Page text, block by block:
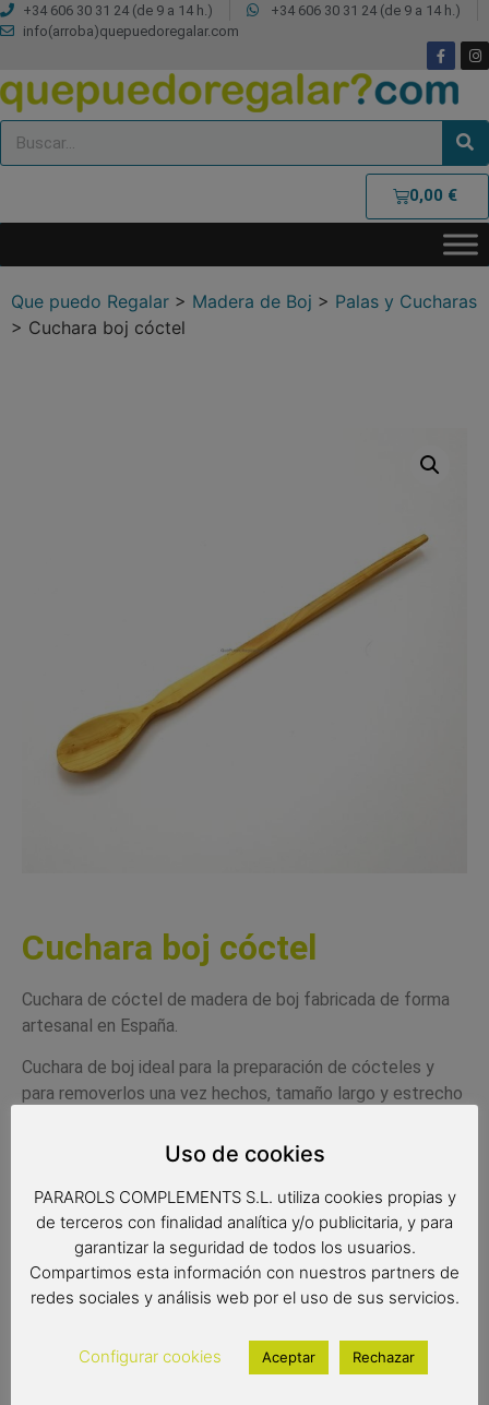
+34 606 30 31 24 (de 9 a 14 h.)
+34 606 30 31 24 (de 9 a 14 h.)
info(arroba)quepuedoregalar.com
0,00 €
Que puedo Regalar > Madera de Boj > Palas y Cucharas
> Cuchara boj cóctel
Cuchara boj cóctel
Cuchara de cóctel de madera de boj fabricada de forma
artesanal en España.
Cuchara de boj ideal para la preparación de cócteles y
para removerlos una vez hechos, tamaño largo y estrecho
Producto apto para uso alimentario.
La madera de boj es madera resistente, característica
que convierte a este utensilio en un producto de gran
calidad y durabilidad. Además, la textura de la madera de
boj, no deja que el aceite penetre dentro de la madera
evitando así molestas manchas. Muy fácil de limpiar.
Medidas 31×3 cm
Uso de cookies
PARAROLS COMPLEMENTS S.L. utiliza cookies propias y
de terceros con finalidad analítica y/o publicitaria, y para
garantizar la seguridad de todos los usuarios.
Compartimos esta información con nuestros partners de
redes sociales y análisis web por el uso de sus servicios.
Configurar cookies Aceptar Rechazar